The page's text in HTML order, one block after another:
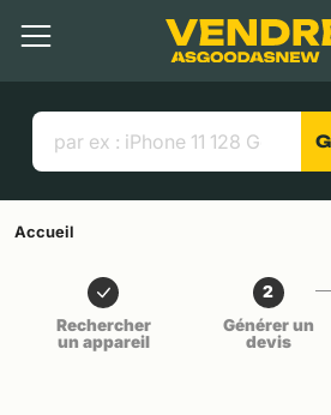
Contenu principal
Menu
Liens utiles
Accueil
Rechercher
un appareil
2
Générer un
devis